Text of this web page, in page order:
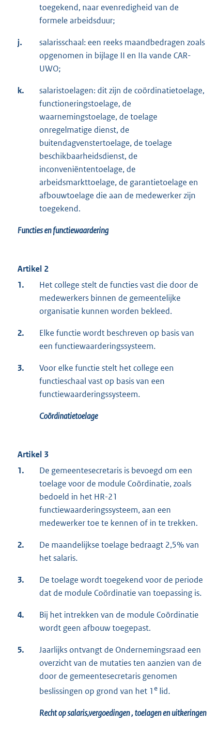
toegekend, naar evenredigheid van de
formele arbeidsduur;
j.
salarisschaal: een reeks maandbedragen zoals
opgenomen in bijlage II en IIa vande CAR-
UWO;
k.
salaristoelagen: dit zijn de coördinatietoelage,
functioneringstoelage, de
waarnemingstoelage, de toelage
onregelmatige dienst, de
buitendagvenstertoelage, de toelage
beschikbaarheidsdienst, de
inconveniëntentoelage, de
arbeidsmarkttoelage, de garantietoelage en
afbouwtoelage die aan de medewerker zijn
toegekend.
Functies en functiewaardering
Artikel 2
1.
Het college stelt de functies vast die door de
medewerkers binnen de gemeentelijke
organisatie kunnen worden bekleed.
2.
Elke functie wordt beschreven op basis van
een functiewaarderingssysteem.
3.
Voor elke functie stelt het college een
functieschaal vast op basis van een
functiewaarderingssysteem.
Coördinatietoelage
Artikel 3
1.
De gemeentesecretaris is bevoegd om een
toelage voor de module Coördinatie, zoals
bedoeld in het HR-21
functiewaarderingssysteem, aan een
medewerker toe te kennen of in te trekken.
2.
De maandelijkse toelage bedraagt 2,5% van
het salaris.
3.
De toelage wordt toegekend voor de periode
dat de module Coördinatie van toepassing is.
4.
Bij het intrekken van de module Coördinatie
wordt geen afbouw toegepast.
5.
Jaarlijks ontvangt de Ondernemingsraad een
overzicht van de mutaties ten aanzien van de
door de gemeentesecretaris genomen
beslissingen op grond van het 1 e lid.
Recht op salaris,vergoedingen , toelagen en uitkeringen